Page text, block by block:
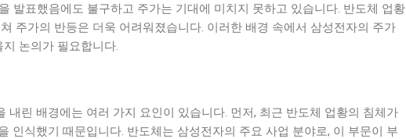
발표했음에도 불구하고 주가는 기대에 미치지 못하고 있습니다. 반도체 업황
주가의 반등은 더욱 어려워졌습니다. 이러한 배경 속에서 삼성전자의 주가
논의가 필요합니다.
내린 배경에는 여러 가지 요인이 있습니다. 먼저, 최근 반도체 업황의 침체가
인식했기 때문입니다. 반도체는 삼성전자의 주요 사업 분야로, 이 부문이 부